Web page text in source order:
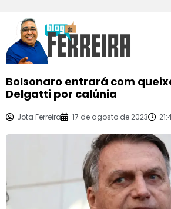
Bolsonaro entrará com
Delgatti por calúnia
Jota Ferreira 17 de agosto de 2023